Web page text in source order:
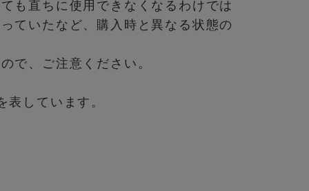
も直ちに使用できなくなるわけでは
ていたなど、購入時と異なる状態の
で、ご注意ください。
しています。